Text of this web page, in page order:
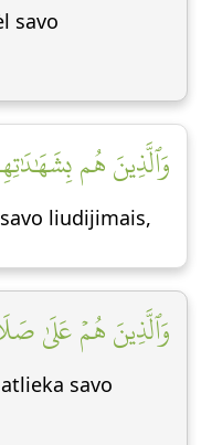
savo
وَٱلَّذِينَ هُم
liudijimais,
وَٱلَّذِينَ هُمۡ عَلَىٰ
savo